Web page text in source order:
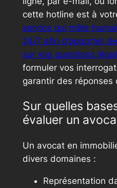
cette hotline est à
service qui mêle
24/7 afin d’apporter
sur vos questions
formuler vos
garantir des réponses
Sur quelles
évaluer un
Un avocat en
divers domaines :
Représentation